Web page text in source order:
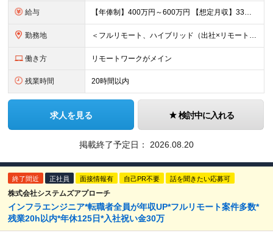
給与 【年俸制】400万円～600万円 【想定月収】33万3,350円～50万円 ※経験・スキル・保有資格などを考慮して決定します。 ※月額給与は年俸の12分の1を毎月支給します。 ※年俸には前払退職金、住
勤務地 ＜フルリモート、ハイブリッド（出社×リモート）案件多数！＞ ■本社／東京都千代田区平河町2丁目16番1号 平河町森タワー ※転居を伴う転勤はありません。 ■クライアント先（東京・神奈川・千葉・埼玉）
働き方 リモートワークがメイン
残業時間 20時間以内
求人を見る 検討中に入れる
掲載終了予定日： 2026.08.20
終了間近 正社員 面接情報有 自己PR不要 話を聞きたい応募可
株式会社システムズアプローチ
インフラエンジニア*転職者全員が年収UP*フルリモート案件多数*
残業20h以内*年休125日*入社祝い金30万